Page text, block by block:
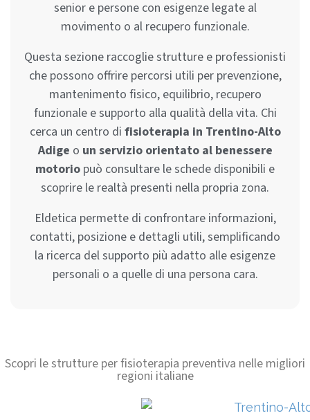
senior e persone con esigenze legate al
movimento o al recupero funzionale.
Questa sezione raccoglie strutture e professionisti
che possono offrire percorsi utili per prevenzione,
mantenimento fisico, equilibrio, recupero
funzionale e supporto alla qualità della vita. Chi
cerca un centro di fisioterapia in Trentino-Alto
Adige o un servizio orientato al benessere
motorio può consultare le schede disponibili e
scoprire le realtà presenti nella propria zona.
Eldetica permette di confrontare informazioni,
contatti, posizione e dettagli utili, semplificando
la ricerca del supporto più adatto alle esigenze
personali o a quelle di una persona cara.
Scopri le strutture per fisioterapia preventiva nelle migliori
regioni italiane